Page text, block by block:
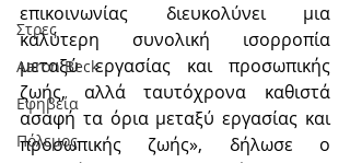
Στρες
Aaron Beck
Εφηβεία
Πόλεμος
επικοινωνίας διευκολύνει μια
καλύτερη συνολική ισορροπία
μεταξύ εργασίας και προσωπικής
ζωής, αλλά ταυτόχρονα καθιστά
ασαφή τα όρια μεταξύ εργασίας και
προσωπικής ζωής», δήλωσε ο